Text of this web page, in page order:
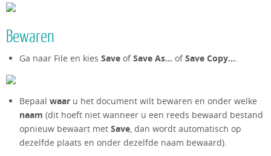
Bewaren
Ga naar File en kiesSave ofSave As… ofSave Copy….
Bepaalwaar u het document wilt bewaren en onder welke
naam (dit hoeft niet wanneer u een reeds bewaard bestand
opnieuw bewaart metSave, dan wordt automatisch op
dezelfde plaats en onder dezelfde naam bewaard).